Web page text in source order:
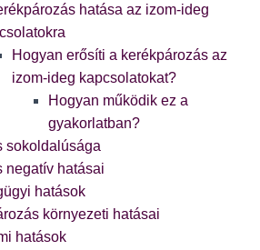
hatása az izom-ideg
Hogyan erősíti a kerékpározás az
izom-ideg kapcsolatokat?
Hogyan működik ez a
gyakorlatban?
sokoldalúsága
negatív hatásai
hatások
környezeti hatásai
hatások